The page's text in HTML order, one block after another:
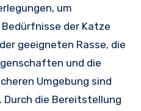
um
der Katze
geeigneten Rasse, die
und die
Umgebung sind
die Bereitstellung